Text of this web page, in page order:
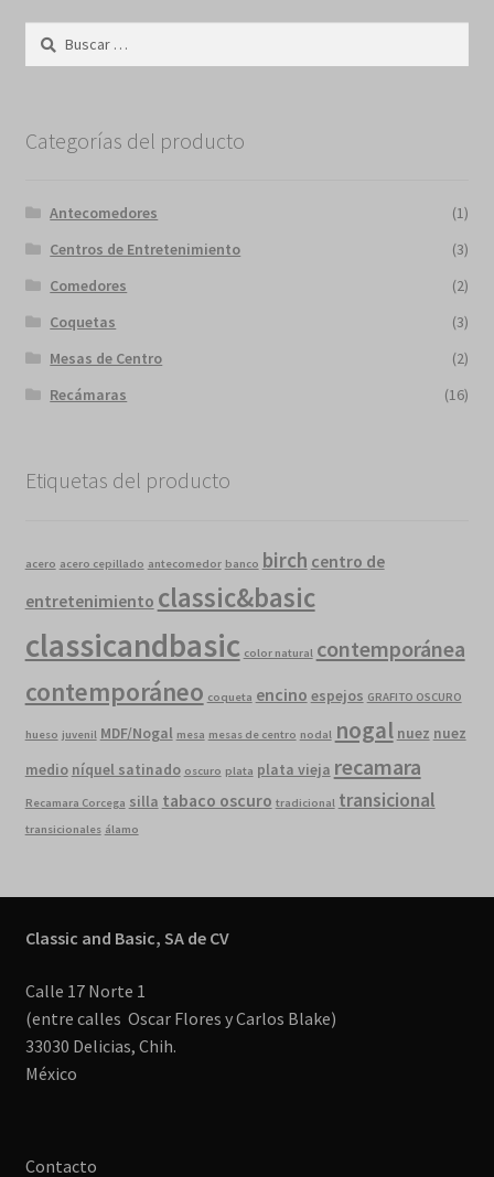
Buscar:
Categorías del producto
Antecomedores
(1)
Centros de Entretenimiento
(3)
Comedores
(2)
Coquetas
(3)
Mesas de Centro
(2)
Recámaras
(16)
Etiquetas del producto
acero acero cepillado antecomedor banco birch centro de
entretenimiento classic&basic
classicandbasic color natural contemporánea
contemporáneo coqueta encino espejos GRAFITO OSCURO
hueso juvenil MDF/Nogal mesa mesas de centro nodal nogal nuez nuez
medio níquel satinado oscuro plata plata vieja recamara
Recamara Corcega silla tabaco oscuro tradicional transicional
transicionales álamo
Classic and Basic, SA de CV
Calle 17 Norte 1
(entre calles Oscar Flores y Carlos Blake)
33030 Delicias, Chih.
México
Contacto